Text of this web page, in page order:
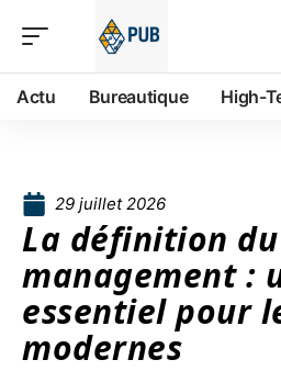
Actu Bureautique High-
29 juillet 2026
La définition
management :
essentiel pour
modernes